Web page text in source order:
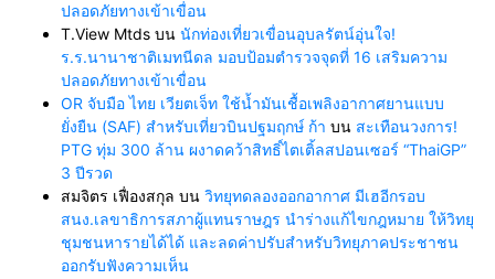
ปลอดภัยทางเข้าเขื่อน
T.View Mtds บน นักท่องเที่ยวเขื่อนอุบลรัตน์อุ่นใจ!
ร.ร.นานาชาติเมทนีดล มอบป้อมตำรวจจุดที่ 16 เสริมความ
ปลอดภัยทางเข้าเขื่อน
OR จับมือ ไทย เวียตเจ็ท ใช้น้ำมันเชื้อเพลิงอากาศยานแบบ
ยั่งยืน (SAF) สำหรับเที่ยวบินปฐมฤกษ์ ก้า บน สะเทือนวงการ!
PTG ทุ่ม 300 ล้าน ผงาดคว้าสิทธิ์ไตเติ้ลสปอนเซอร์ “ThaiGP”
3 ปีรวด
สมจิตร เฟื่องสกุล บน วิทยุทดลองออกอากาศ มีเฮอีกรอบ
สนง.เลขาธิการสภาผู้แทนราษฎร นำร่างแก้ไขกฎหมาย ให้วิทยุ
ชุมชนหารายได้ได้ และลดค่าปรับสำหรับวิทยุภาคประชาชน
ออกรับฟังความเห็น